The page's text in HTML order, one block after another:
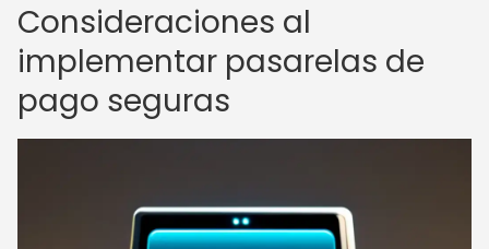
Consideraciones al
implementar pasarelas de
pago seguras